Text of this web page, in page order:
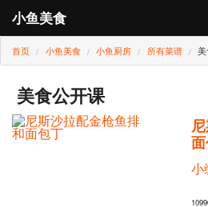
小鱼美食
登录
小鱼厨房
小鱼卡
首页 小鱼美食 小鱼厨房 所有菜谱
美食公开课
小